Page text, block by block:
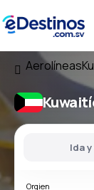
Aerolíneas
Ida
Orgien